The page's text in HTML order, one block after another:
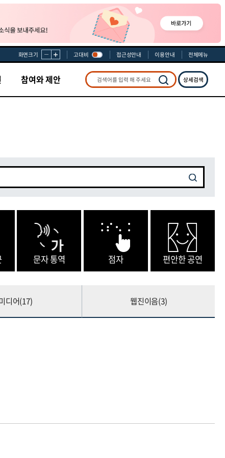
화면크기 고대비 접근성안내 이용안내 전체메뉴
참여와 제안 검색 상세검색
문자 통역 점자 편안한 공연
디어(17) 웹진이음(3)